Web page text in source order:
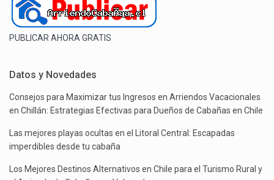
PUBLICAR AHORA GRATIS
Datos y Novedades
Consejos para Maximizar tus Ingresos en Arriendos Vacacionales
en Chillán: Estrategias Efectivas para Dueños de Cabañas en Chile
Las mejores playas ocultas en el Litoral Central: Escapadas
imperdibles desde tu cabaña
Los Mejores Destinos Alternativos en Chile para el Turismo Rural y